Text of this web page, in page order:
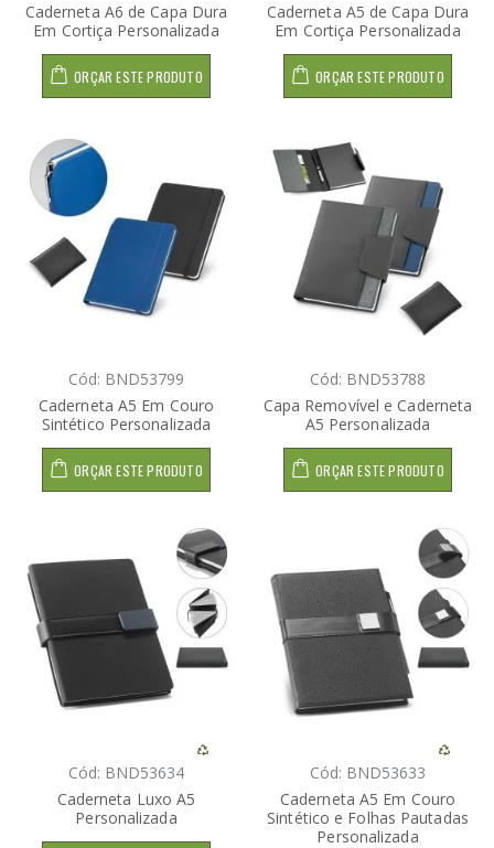
Caderneta A6 de Capa Dura
Em Cortiça Personalizada
ORÇAR ESTE PRODUTO
Caderneta A5 de Capa Dura
Em Cortiça Personalizada
ORÇAR ESTE PRODUTO
Cód: BND53799
Caderneta A5 Em Couro
Sintético Personalizada
ORÇAR ESTE PRODUTO
Cód: BND53788
Capa Removível e Caderneta
A5 Personalizada
ORÇAR ESTE PRODUTO
Cód: BND53634
Caderneta Luxo A5
Personalizada
Cód: BND53633
Caderneta A5 Em Couro
Sintético e Folhas Pautadas
Personalizada